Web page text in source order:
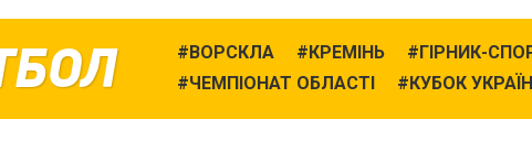
ВОРСКЛА КРЕМІНЬ
ГІРНИК-
ЧЕМПІОНАТ ОБЛАСТІ
КУБОК